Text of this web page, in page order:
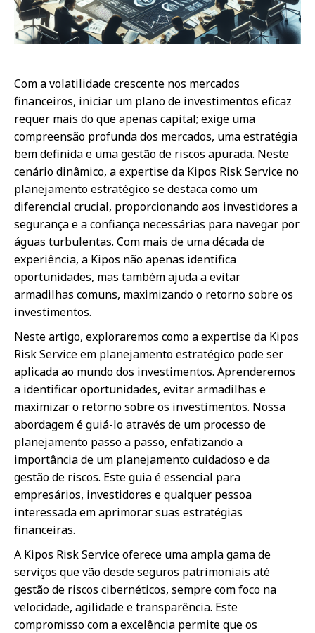
Com a volatilidade crescente nos mercados
financeiros, iniciar um plano de investimentos eficaz
requer mais do que apenas capital; exige uma
compreensão profunda dos mercados, uma estratégia
bem definida e uma gestão de riscos apurada. Neste
cenário dinâmico, a expertise da Kipos Risk Service no
planejamento estratégico se destaca como um
diferencial crucial, proporcionando aos investidores a
segurança e a confiança necessárias para navegar por
águas turbulentas. Com mais de uma década de
experiência, a Kipos não apenas identifica
oportunidades, mas também ajuda a evitar
armadilhas comuns, maximizando o retorno sobre os
investimentos.
Neste artigo, exploraremos como a expertise da Kipos
Risk Service em planejamento estratégico pode ser
aplicada ao mundo dos investimentos. Aprenderemos
a identificar oportunidades, evitar armadilhas e
maximizar o retorno sobre os investimentos. Nossa
abordagem é guiá-lo através de um processo de
planejamento passo a passo, enfatizando a
importância de um planejamento cuidadoso e da
gestão de riscos. Este guia é essencial para
empresários, investidores e qualquer pessoa
interessada em aprimorar suas estratégias
financeiras.
A Kipos Risk Service oferece uma ampla gama de
serviços que vão desde seguros patrimoniais até
gestão de riscos cibernéticos, sempre com foco na
velocidade, agilidade e transparência. Este
compromisso com a excelência permite que os